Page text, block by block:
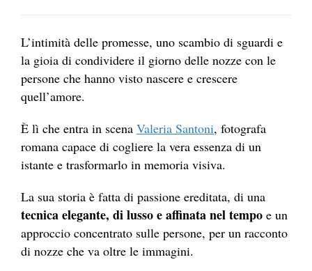
L’intimità delle promesse, uno scambio di sguardi e
la gioia di condividere il giorno delle nozze con le
persone che hanno visto nascere e crescere
quell’amore.
È lì che entra in scena Valeria Santoni, fotografa
romana capace di cogliere la vera essenza di un
istante e trasformarlo in memoria visiva.
La sua storia è fatta di passione ereditata, di una
tecnica elegante, di lusso e affinata nel tempo e un
approccio concentrato sulle persone, per un racconto
di nozze che va oltre le immagini.